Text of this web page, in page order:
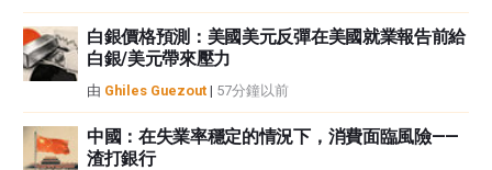
白銀價格預測：美國美元反彈在美國就業報告前給
白銀/美元帶來壓力
由 Ghiles Guezout | 57分鐘以前
中國：在失業率穩定的情況下，消費面臨風險——
渣打銀行